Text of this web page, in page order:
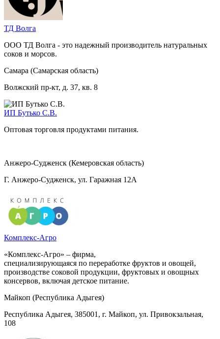
ТД Волга
ООО ТД Волга - это надежный производитель натуральных
соков и морсов.
Самара (Самарская область)
Волжский пр-кт, д. 37, кв. 8
ИП Бутько С.В.
Оптовая торговля продуктами питания.
Анжеро-Судженск (Кемеровская область)
Г. Анжеро-Судженск, ул. Гаражная 12А
Комплекс-Агро
«Комплекс-Агро» – фирма,
специализирующаяся по переработке фруктов и овощей,
производстве соковой продукции, фруктовых и овощных
консервов, включая детское питание.
Майкоп (Республика Адыгея)
Республика Адыгея, 385001, г. Майкоп, ул. Привокзальная,
108